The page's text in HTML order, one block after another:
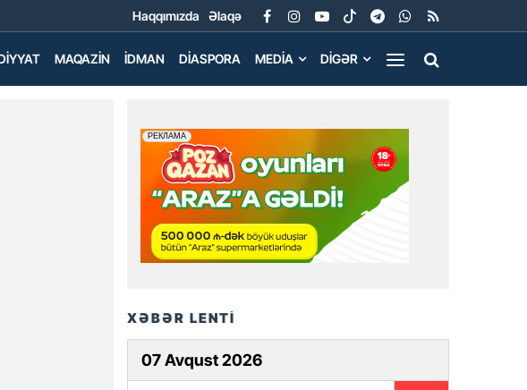
Haqqımızda Əlaqə
MAQAZIN İDMAN DIASPORA MEDIA DIGƏR
XƏBƏR LENTİ
07 Avqust 2026